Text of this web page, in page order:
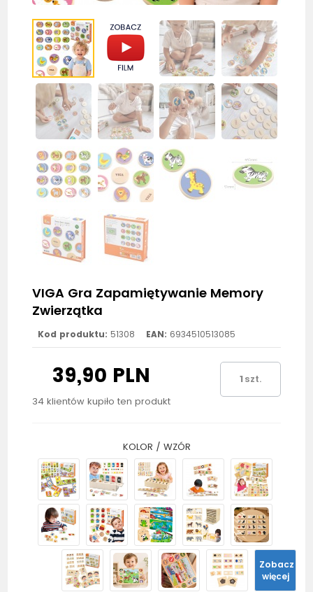
VIGA Gra Zapamiętywanie Memory
Zwierzątka
Kod produktu: 51308 EAN: 6934510513085
39,90 PLN
34 klientów kupiło ten produkt
szt.
KOLOR / WZÓR
Zobacz
więcej